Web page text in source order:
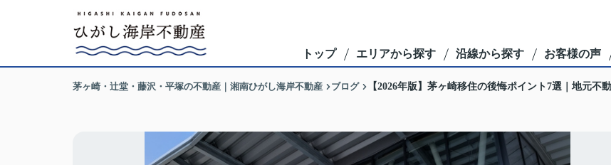
トップ エリアから探す 沿線から探す お客様の声
茅ヶ崎・辻堂・藤沢・平塚の不動産｜湘南ひがし海岸不動産 ブログ 【2026年版】茅ヶ崎移住の後悔ポイント7選｜地元